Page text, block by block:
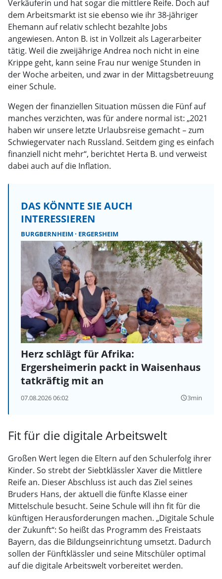
Verkäuferin und hat sogar die mittlere Reife. Doch auf
dem Arbeitsmarkt ist sie ebenso wie ihr 38-jähriger
Ehemann auf relativ schlecht bezahlte Jobs
angewiesen. Anton B. ist in Vollzeit als Lagerarbeiter
tätig. Weil die zweijährige Andrea noch nicht in eine
Krippe geht, kann seine Frau nur wenige Stunden in
der Woche arbeiten, und zwar in der Mittagsbetreuung
einer Schule.
Wegen der finanziellen Situation müssen die Fünf auf
manches verzichten, was für andere normal ist: „2021
haben wir unsere letzte Urlaubsreise gemacht – zum
Schwiegervater nach Russland. Seitdem ging es einfach
finanziell nicht mehr“, berichtet Herta B. und verweist
dabei auch auf die Inflation.
DAS KÖNNTE SIE AUCH
INTERESSIEREN
BURGBERNHEIM ERGERSHEIM
Herz schlägt für Afrika:
Ergersheimerin packt in Waisenhaus
tatkräftig mit an
07.08.2026 06:02 query_builder3min
Fit für die digitale Arbeitswelt
Großen Wert legen die Eltern auf den Schulerfolg ihrer
Kinder. So strebt der Siebtklässler Xaver die Mittlere
Reife an. Dieser Abschluss ist auch das Ziel seines
Bruders Hans, der aktuell die fünfte Klasse einer
Mittelschule besucht. Seine Schule will ihn fit für die
künftigen Herausforderungen machen. „Digitale Schule
der Zukunft“: So heißt das Programm des Freistaats
Bayern, das die Bildungseinrichtung umsetzt. Dadurch
sollen der Fünftklässler und seine Mitschüler optimal
auf die digitale Arbeitswelt vorbereitet werden.